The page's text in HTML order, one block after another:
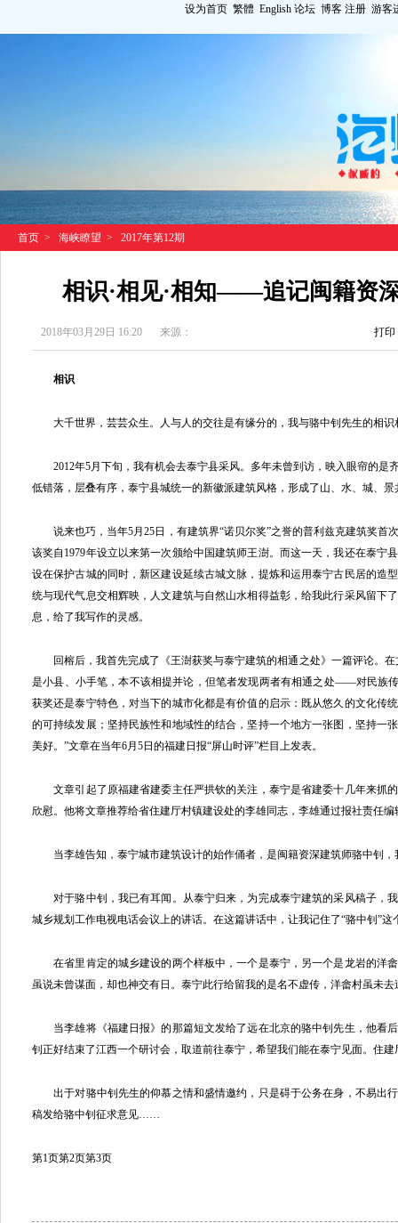
设为首页 繁體 English 论坛 博客 注册 游客
首页 > 海峡瞭望 > 2017年第12期
相识·相见·相知——追记闽籍资
2018年03月29日 16:20 来源： 打印
相识
大千世界，芸芸众生。人与人的交往是有缘分的，我与骆中钊先生的相识
2012年5月下旬，我有机会去泰宁县采风。多年未曾到访，映入眼帘的是
低错落，层叠有序，泰宁县城统一的新徽派建筑风格，形成了山、水、城、
说来也巧，当年5月25日，有建筑界“诺贝尔奖”之誉的普利兹克建筑奖首
该奖自1979年设立以来第一次颁给中国建筑师王澍。而这一天，我还在泰宁
设在保护古城的同时，新区建设延续古城文脉，提炼和运用泰宁古民居的造
统与现代气息交相辉映，人文建筑与自然山水相得益彰，给我此行采风留下
息，给了我写作的灵感。
回榕后，我首先完成了《王澍获奖与泰宁建筑的相通之处》一篇评论。在
是小县、小手笔，本不该相提并论，但笔者发现两者有相通之处——对民族
获奖还是泰宁特色，对当下的城市化都是有价值的启示：既从悠久的文化传
的可持续发展；坚持民族性和地域性的结合，坚持一个地方一张图，坚持一
美好。”文章在当年6月5日的福建日报“屏山时评”栏目上发表。
文章引起了原福建省建委主任严拱钦的关注，泰宁是省建委十几年来抓
欣慰。他将文章推荐给省住建厅村镇建设处的李雄同志，李雄通过报社责任编
当李雄告知，泰宁城市建筑设计的始作俑者，是闽籍资深建筑师骆中钊，
对于骆中钊，我已有耳闻。从泰宁归来，为完成泰宁建筑的采风稿子，
城乡规划工作电视电话会议上的讲话。在这篇讲话中，让我记住了“骆中钊”这
在省里肯定的城乡建设的两个样板中，一个是泰宁，另一个是龙岩的洋
虽说未曾谋面，却也神交有日。泰宁此行给留我的是名不虚传，洋畲村虽未
当李雄将《福建日报》的那篇短文发给了远在北京的骆中钊先生，他看
钊正好结束了江西一个研讨会，取道前往泰宁，希望我们能在泰宁见面。住
出于对骆中钊先生的仰慕之情和盛情邀约，只是碍于公务在身，不易出
稿发给骆中钊征求意见……
第1页第2页第3页